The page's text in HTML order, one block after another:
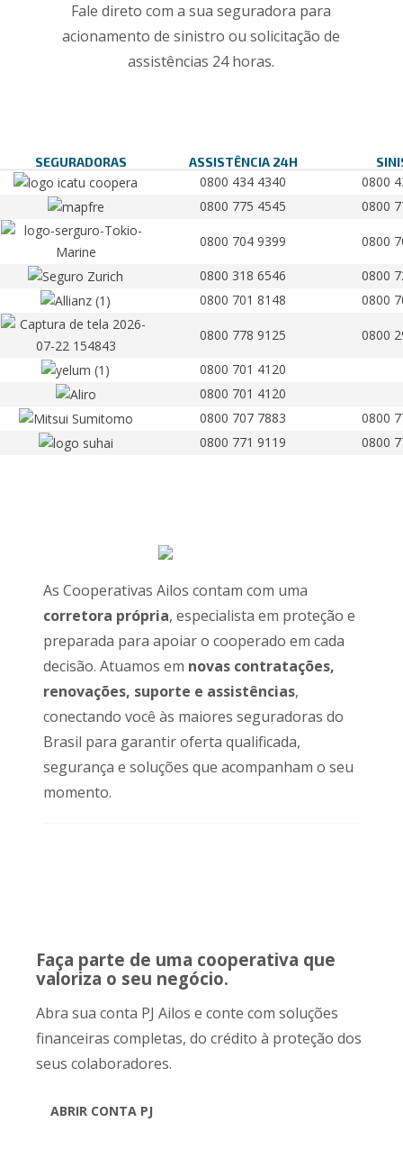
Fale direto com a sua seguradora para
acionamento de sinistro ou solicitação de
assistências 24 horas.
SEGURADORAS ASSISTÊNCIA 24H
0800 434 4340
0800
0800 775 4545
0800
0800 704 9399
0800
0800 318 6546
0800
0800 701 8148
0800
0800 778 9125
0800
0800 701 4120
0800 701 4120
0800 707 7883
0800
0800 771 9119
0800
As Cooperativas Ailos contam com uma
corretora própria, especialista em proteção e
preparada para apoiar o cooperado em cada
decisão. Atuamos em novas contratações,
renovações, suporte e assistências,
conectando você às maiores seguradoras do
Brasil para garantir oferta qualificada,
segurança e soluções que acompanham o seu
momento.
Faça parte de uma cooperativa que
valoriza o seu negócio.
Abra sua conta PJ Ailos e conte com soluções
financeiras completas, do crédito à proteção dos
seus colaboradores.
ABRIR CONTA PJ